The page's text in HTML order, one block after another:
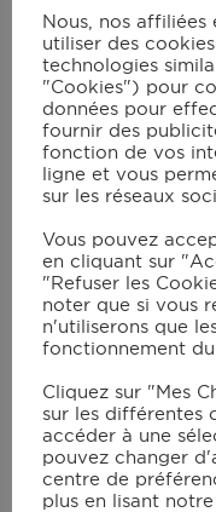
est
gâteau.
Mélanger
le cacao
bicarbonate
obtenir une
robot All
pendant 4
Incorporer
Verser le
3 fois en
chaque
de façon
Nous, nos affiliées
utiliser des
technologies
"Cookies") pour
données pour
fournir des
fonction de vos
ligne et vous
sur les réseaux
Vous pouvez
en cliquant sur
"Refuser les
noter que si vous
n'utiliserons que
fonctionnement du
Cliquez sur "Mes
sur les différentes
accéder à une
pouvez changer
centre de
plus en lisant